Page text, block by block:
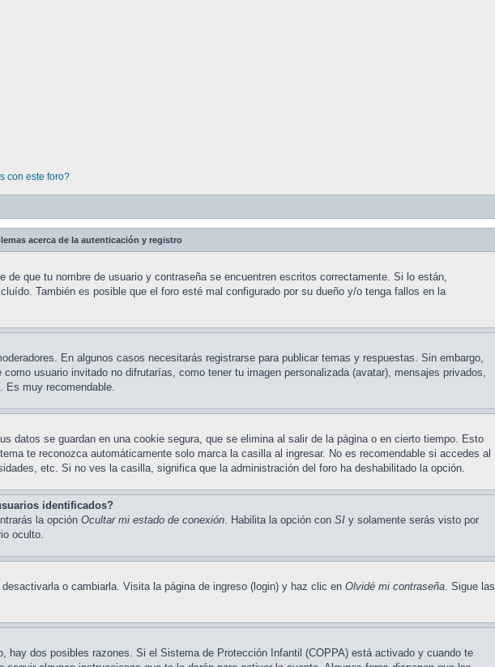
con este foro?
acerca de la autenticación y registro
que tu nombre de usuario y contraseña se encuentren escritos correctamente. Si lo están,
También es posible que el foro esté mal configurado por su dueño y/o tenga fallos en la
En algunos casos necesitarás registrarse para publicar temas y respuestas. Sin embargo,
usuario invitado no difrutarías, como tener tu imagen personalizada (avatar), mensajes privados,
Es muy recomendable.
datos se guardan en una cookie segura, que se elimina al salir de la página o en cierto tiempo. Esto
te reconozca automáticamente solo marca la casilla al ingresar. No es recomendable si accedes al
etc. Si no ves la casilla, significa que la administración del foro ha deshabilitado la opción.
identificados?
la opción Ocultar mi estado de conexión. Habilita la opción con SI y solamente serás visto por
oculto.
o cambiarla. Visita la página de ingreso (login) y haz clic en Olvidé mi contraseña. Sigue las
hay dos posibles razones. Si el Sistema de Protección Infantil (COPPA) está activado y cuando te